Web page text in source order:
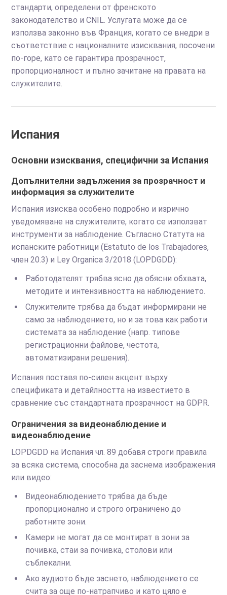
стандарти, определени от френското
законодателство и CNIL. Услугата може да се
използва законно във Франция, когато се внедри в
съответствие с националните изисквания, посочени
по-горе, като се гарантира прозрачност,
пропорционалност и пълно зачитане на правата на
служителите.
Испания
Основни изисквания, специфични за Испания
Допълнителни задължения за прозрачност и
информация за служителите
Испания изисква особено подробно и изрично
уведомяване на служителите, когато се използват
инструменти за наблюдение. Съгласно Статута на
испанските работници (Estatuto de los Trabajadores,
член 20.3) и Ley Organica 3/2018 (LOPDGDD):
Работодателят трябва ясно да обясни обхвата,
методите и интензивността на наблюдението.
Служителите трябва да бъдат информирани не
само за наблюдението, но и за това как работи
системата за наблюдение (напр. типове
регистрационни файлове, честота,
автоматизирани решения).
Испания поставя по-силен акцент върху
спецификата и детайлността на известието в
сравнение със стандартната прозрачност на GDPR.
Ограничения за видеонаблюдение и
видеонаблюдение
LOPDGDD на Испания чл. 89 добавя строги правила
за всяка система, способна да заснема изображения
или видео:
Видеонаблюдението трябва да бъде
пропорционално и строго ограничено до
работните зони.
Камери не могат да се монтират в зони за
почивка, стаи за почивка, столови или
съблекални.
Ако аудиото бъде заснето, наблюдението се
счита за още по-натрапчиво и като цяло е